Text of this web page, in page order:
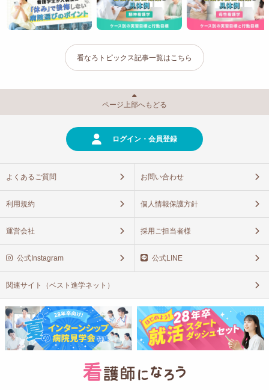
看なろトピックス記事一覧はこちら
ページ上部へもどる
ログイン・会員登録
よくあるご質問 お問い合わせ
利用規約 個人情報保護方針
運営会社 採用ご担当者様
公式Instagram 公式LINE
関連サイト（ベスト進学ネット）